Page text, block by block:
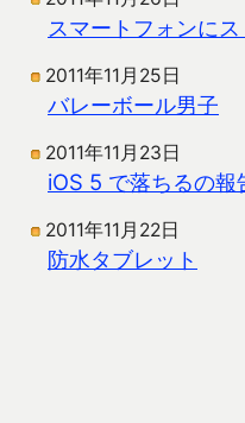
スマートフォンに
2011年11月25日
バレーボール男子
2011年11月23日
iOS 5 で落ちるの報
2011年11月22日
防水タブレット